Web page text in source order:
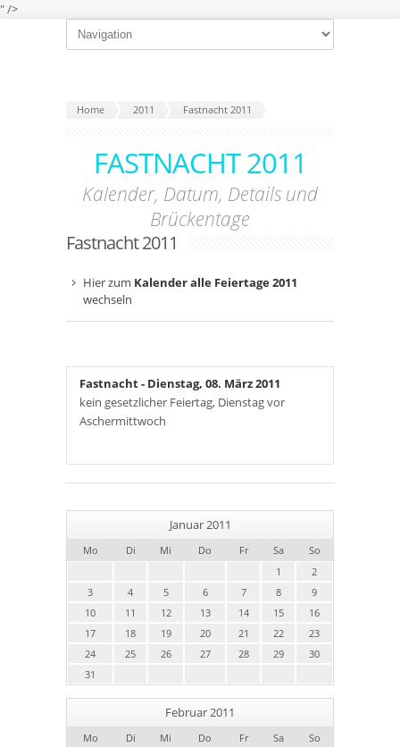
" />
Home 2011 Fastnacht 2011
FASTNACHT 2011
Kalender, Datum, Details und
Brückentage
Fastnacht 2011
Hier zum Kalender alle Feiertage 2011
wechseln
Fastnacht- Dienstag, 08. März 2011
kein gesetzlicher Feiertag, Dienstag vor
Aschermittwoch
Januar 2011
Mo Di Mi Do Fr Sa
So
1
2
3
4 5 6 7 8
9
10
11 12 13 14 15
16
17
18 19 20 21 22
23
24
25 26 27 28 29
30
31
Februar 2011
Mo Di Mi Do Fr Sa
So